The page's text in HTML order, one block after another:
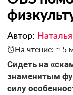
Автор:
На чтение: ≈ 5
Сидеть на
знаменитым
силу